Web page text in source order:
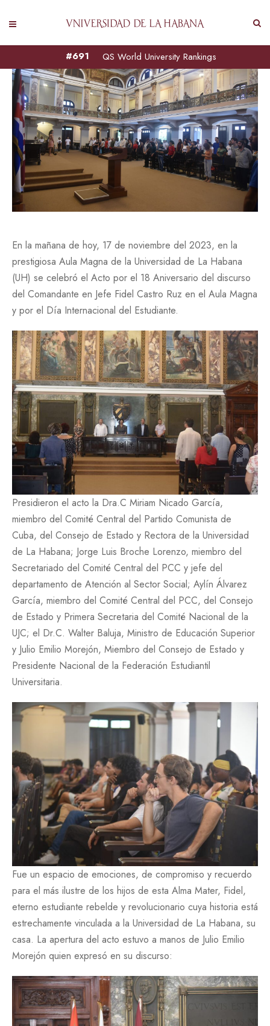
QS World University Rankings
#691
En la mañana de hoy, 17 de noviembre del 2023, en la
prestigiosa Aula Magna de la Universidad de La Habana
(UH) se celebró el Acto por el 18 Aniversario del discurso
del Comandante en Jefe Fidel Castro Ruz en el Aula Magna
y por el Día Internacional del Estudiante.
Presidieron el acto la Dra.C Miriam Nicado García,
miembro del Comité Central del Partido Comunista de
Cuba, del Consejo de Estado y Rectora de la Universidad
de La Habana; Jorge Luis Broche Lorenzo, miembro del
Secretariado del Comité Central del PCC y jefe del
departamento de Atención al Sector Social; Aylín Álvarez
García, miembro del Comité Central del PCC, del Consejo
de Estado y Primera Secretaria del Comité Nacional de la
UJC; el Dr.C. Walter Baluja, Ministro de Educación Superior
y Julio Emilio Morejón, Miembro del Consejo de Estado y
Presidente Nacional de la Federación Estudiantil
Universitaria.
Fue un espacio de emociones, de compromiso y recuerdo
para el más ilustre de los hijos de esta Alma Mater, Fidel,
eterno estudiante rebelde y revolucionario cuya historia está
estrechamente vinculada a la Universidad de La Habana, su
casa. La apertura del acto estuvo a manos de Julio Emilio
Morejón quien expresó en su discurso: